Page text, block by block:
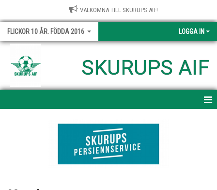
VÄLKOMNA TILL SKURUPS AIF!
FLICKOR 10 ÅR. FÖDDA 2016 LOGGA IN
SKURUPS AIF